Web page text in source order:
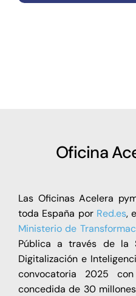
Oficina
Las Oficinas Acelera
toda España por Red.es,
Ministerio de
Pública a través de la
Digitalización e
convocatoria 2025
concedida de 30